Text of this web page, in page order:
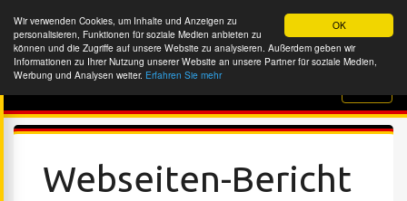
OK
Wir verwenden Cookies, um Inhalte und Anzeigen zu
personalisieren, Funktionen für soziale Medien anbieten zu
können und die Zugriffe auf unsere Website zu analysieren. Außerdem geben wir
Informationen zu Ihrer Nutzung unserer Website an unsere Partner für soziale Medien,
Werbung und Analysen weiter. Erfahren Sie mehr
Website-Überprüfung
Webseiten-Bericht